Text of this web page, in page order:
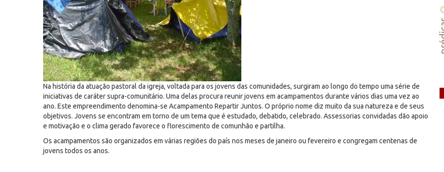
Na história da atuação pastoral da igreja, voltada para os jovens das comunidades, surgiram ao longo do tempo uma série de
iniciativas de caráter supra-comunitário. Uma delas procura reunir jovens em acampamentos durante vários dias uma vez ao
ano. Este empreendimento denomina-se Acampamento Repartir Juntos. O próprio nome diz muito da sua natureza e de seus
objetivos. Jovens se encontram em torno de um tema que é estudado, debatido, celebrado. Assessorias convidadas dão apoio
e motivação e o clima gerado favorece o florescimento de comunhão e partilha.
Os acampamentos são organizados em várias regiões do país nos meses de janeiro ou fevereiro e congregam centenas de
jovens todos os anos.